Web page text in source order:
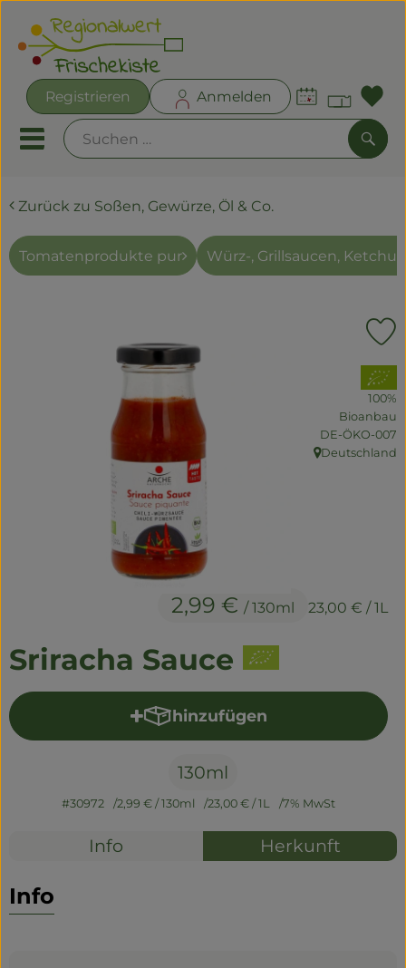
Registrieren Anmelden
Mobiles Menu öffnen
Angebote
Frischekisten
Naturwaren
So geht's
Zurück zu Soßen, Gewürze, Öl & Co.
Tomatenprodukte pur Würz-, Grillsaucen,
Sriracha Sauce
2,99 € / 130ml 23,00 € / 1L
, Verband:
100%
Bioanbau
, Kontrollstelle:
DE-ÖKO-007
, Herkunft:
Deutschland
hinzufügen
Produkt zum Warenkorb
130ml
#30972 2,99 € / 130ml 23,00 € / 1L 7% MwSt
Info Herkunft
Info